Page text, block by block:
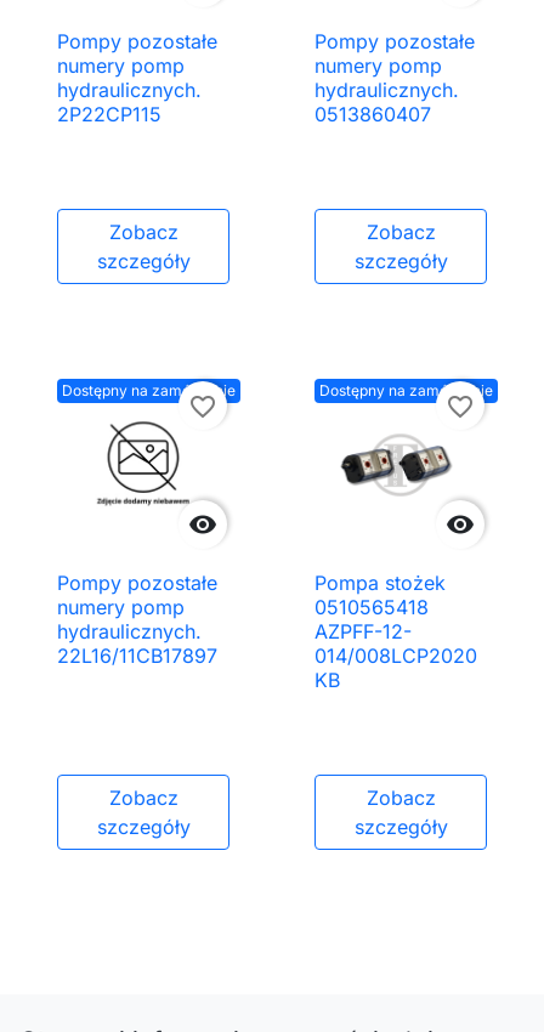
Pompy pozostałe
numery pomp
hydraulicznych.
2P22CP115
Zobacz
szczegóły
Pompy pozostałe
numery pomp
hydraulicznych.
0513860407
Zobacz
szczegóły
Dostępny na zamówienie

favorite_border
Pompy pozostałe
numery pomp
hydraulicznych.
22L16/11CB17897
Zobacz
szczegóły
Dostępny na zamówienie

favorite_border
Pompa stożek
0510565418
AZPFF-12-
014/008LCP2020
KB
Zobacz
szczegóły